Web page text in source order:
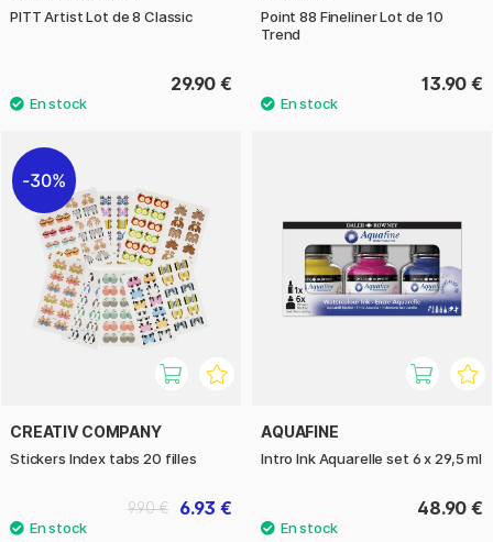
PITT Artist Lot de 8 Classic
29.90 €
Point 88 Fineliner Lot de 10
Trend
13.90 €
30%
CREATIV COMPANY
Stickers Index tabs 20 filles
6.93 €
9.90 €
AQUAFINE
Intro Ink Aquarelle set 6 x 29,5 ml
48.90 €